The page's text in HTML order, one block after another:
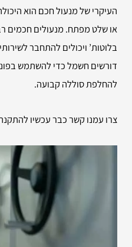
העיקרי של מנעול חכם הוא
בלוטות’ ויכולים להתחבר
דורשים חשמל כדי להשתמש
להחלפת סוללה קבועה.
צרו עמנו קשר כבר עכשיו